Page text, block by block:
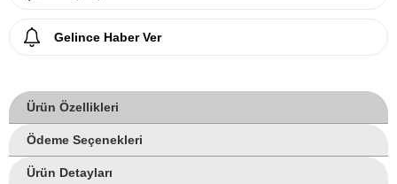
Gelince Haber Ver
Ürün Özellikleri
Ödeme Seçenekleri
Ürün Detayları